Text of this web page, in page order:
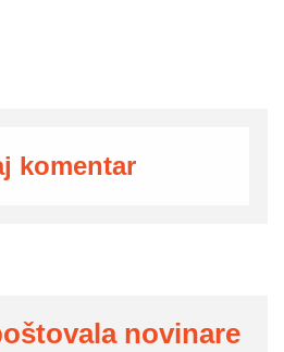
komentar
novinare